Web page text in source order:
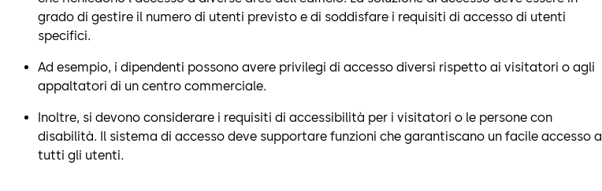
grado di gestire il numero di utenti previsto e di soddisfare i requisiti di accesso di utenti
specifici.
Ad esempio, i dipendenti possono avere privilegi di accesso diversi rispetto ai visitatori o agli
appaltatori di un centro commerciale.
Inoltre, si devono considerare i requisiti di accessibilità per i visitatori o le persone con
disabilità. Il sistema di accesso deve supportare funzioni che garantiscano un facile accesso a
tutti gli utenti.